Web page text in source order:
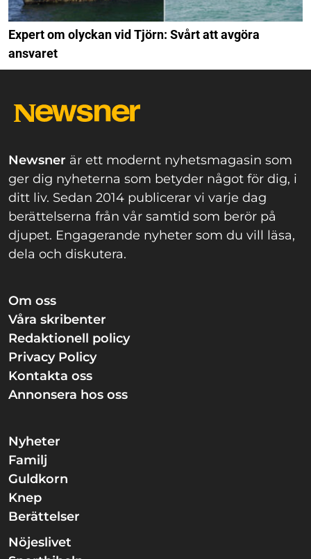
Expert om olyckan vid Tjörn: Svårt att avgöra
ansvaret
Newsner är ett modernt nyhetsmagasin som
ger dig nyheterna som betyder något för dig, i
ditt liv. Sedan 2014 publicerar vi varje dag
berättelserna från vår samtid som berör på
djupet. Engagerande nyheter som du vill läsa,
dela och diskutera.
Om oss
Våra skribenter
Redaktionell policy
Privacy Policy
Kontakta oss
Annonsera hos oss
Nyheter
Familj
Guldkorn
Knep
Berättelser
Nöjeslivet